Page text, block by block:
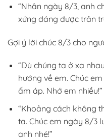
“Nhân ngày 8/3, anh
xứng đáng được trân
Gợi ý lời chúc 8/3 cho
“Dù chúng ta ở xa
hướng về em. Chúc
ấm áp. Nhớ em nhiều!”
“Khoảng cách không
ta. Chúc em ngày 8/3
anh nhé!”